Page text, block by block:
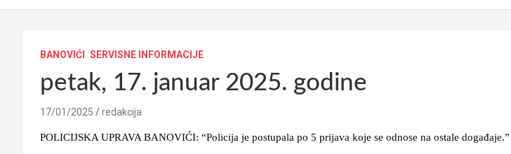
BANOVIĆI SERVISNE INFORMACIJE
petak, 17. januar 2025. godine
17/01/2025 redakcija
POLICIJSKA UPRAVA BANOVIĆI: “Policija je postupala po 5 prijava koje se odnose na ostale događaje.”